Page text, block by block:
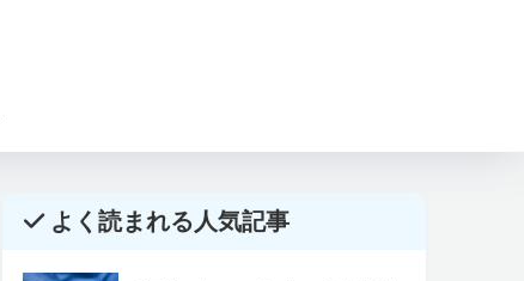
よく読まれる人気記事